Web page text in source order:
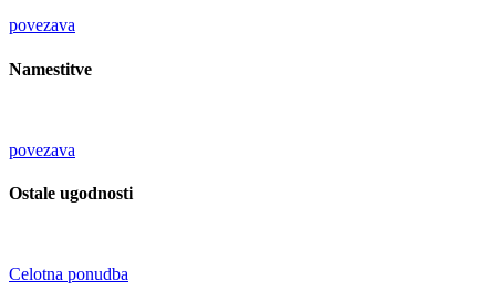
povezava
Namestitve
povezava
Ostale ugodnosti
Celotna ponudba